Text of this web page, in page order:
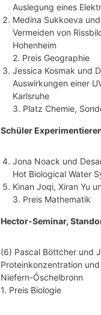
Auslegung eines
Medina Sukkoeva
Vermeiden von
Hohenheim
2. Preis Geographie
Jessica Kosmak und
Auswirkungen einer
Karlsruhe
3. Platz Chemie,
Schüler
Jona Noack und
Hot Biological Water
Kinan Joqi, Xiran Yu
3. Preis Mathematik
Hector-Seminar,
(6) Pascal Böttcher und
Proteinkonzentration
Niefern-Öschelbronn
1. Preis Biologie